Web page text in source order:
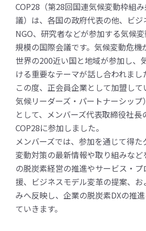
COP28（第28回国連気候変動枠組
議）は、各国の政府代表の他、ビジ
NGO、研究者などが参加する気候
規模の国際会議です。気候変動危機
世界の200近い国と地域が参加し、
ける重要なテーマが話し合われまし
この度、正会員企業として加盟し
気候リーダーズ・パートナーシップ
として、メンバーズ代表取締役社長
COP28に参加しました。
メンバーズでは、参加を通じて得
変動対策の最新情報や取り組みな
の脱炭素経営の推進やサービス・
援、ビジネスモデル変革の提案、
みへ反映し、企業の脱炭素DXの推
ていきます。